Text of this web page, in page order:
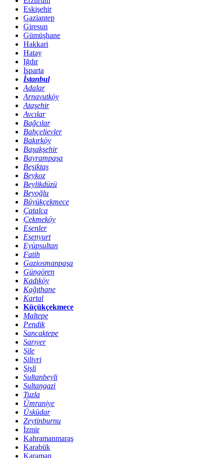
Eskişehir
Gaziantep
Giresun
Gümüşhane
Hakkari
Hatay
Iğdır
Isparta
İstanbul
Adalar
Arnavutköy
Ataşehir
Avcılar
Bağcılar
Bahçelievler
Bakırköy
Başakşehir
Bayrampaşa
Beşiktaş
Beykoz
Beylikdüzü
Beyoğlu
Büyükçekmece
Çatalca
Çekmeköy
Esenler
Esenyurt
Eyüpsultan
Fatih
Gaziosmanpaşa
Güngören
Kadıköy
Kağıthane
Kartal
Küçükçekmece
Maltepe
Pendik
Sancaktepe
Sarıyer
Şile
Silivri
Şişli
Sultanbeyli
Sultangazi
Tuzla
Ümraniye
Üsküdar
Zeytinburnu
İzmir
Kahramanmaraş
Karabük
Karaman